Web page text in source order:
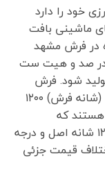
خود را دارد
ماشینی بافت
در فرش مشهد
در صد و هیت ست
شود. فرش
مشهد ۱۲۰۰ شانه واقعی دارای تراکم عرضی (شانه فرش) ۱۲۰۰
فرش) ۳۶۰۰ گره هستند که
معروفترین آن تراکم ۳۶۰۰ هست. فرش ۱۲۰۰ شانه اصل و درجه
رنگ یا ۱۰ رنگ با اختلاف قیمت جزئی